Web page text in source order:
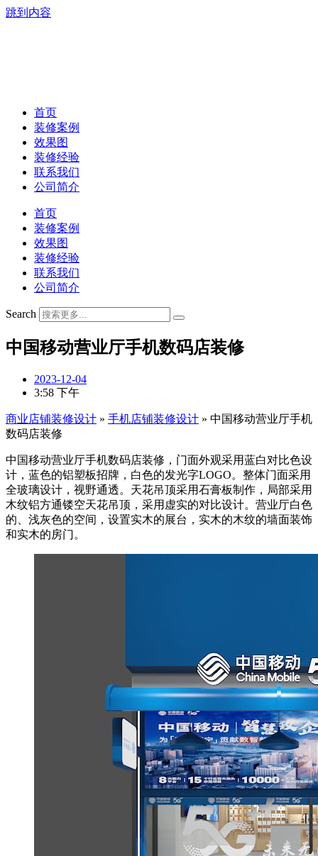
跳到内容
首页
装修案例
效果图
装修经验
联系我们
公司简介
首页
装修案例
效果图
装修经验
联系我们
公司简介
Search
中国移动营业厅手机数码店装修
2023-12-04
3:58 下午
商业店铺装修设计 » 手机店铺装修设计 » 中国移动营业厅手机
数码店装修
中国移动营业厅手机数码店装修，门面外观采用蓝白对比色设
计，蓝色的铝塑板招牌，白色的发光字LOGO。整体门面采用
全玻璃设计，视野通透。天花吊顶采用石膏板制作，局部采用
木纹铝方通镂空天花吊顶，采用虚实的对比设计。营业厅白色
的、浅灰色的空间，设置实木的展台，实木的木纹的墙面装饰
和实木的房门。